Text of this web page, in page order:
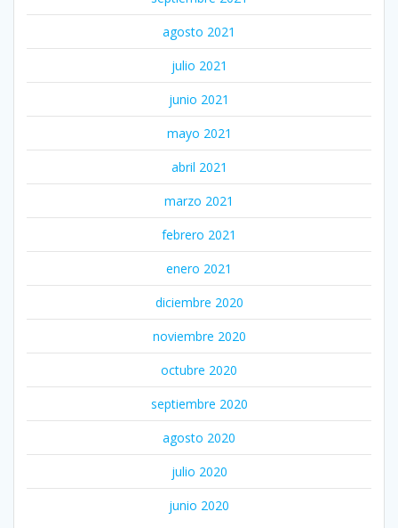
agosto 2021
julio 2021
junio 2021
mayo 2021
abril 2021
marzo 2021
febrero 2021
enero 2021
diciembre 2020
noviembre 2020
octubre 2020
septiembre 2020
agosto 2020
julio 2020
junio 2020